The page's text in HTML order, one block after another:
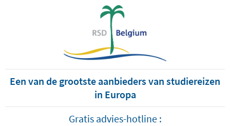
Een van de grootste aanbieders van studiereizen
in Europa
Gratis advies-hotline :